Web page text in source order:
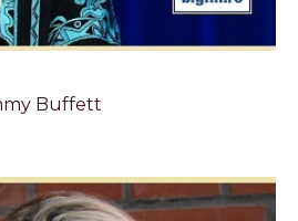
Buffett